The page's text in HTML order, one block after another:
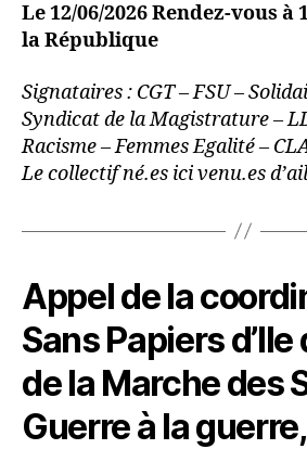
Le 12/06/2026 Rendez-vous à
la République
Signataires : CGT – FSU –
Syndicat de la Magistrature –
Racisme – Femmes Egalité –
Le collectif né.es ici venu.es
Appel de la
Sans Papiers
de la Marche des
Guerre à la